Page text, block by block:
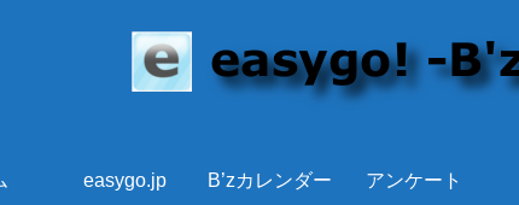
easygo.jp B’zカレンダー アンケート